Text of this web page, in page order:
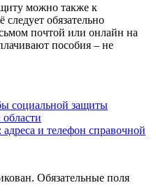
можно также к
следует обязательно
почтой или онлайн на
пособия – не
социальной защиты
и телефон справочной
Обязательные поля